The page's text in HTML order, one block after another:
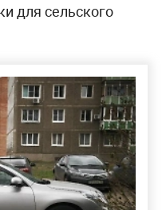
для сельского